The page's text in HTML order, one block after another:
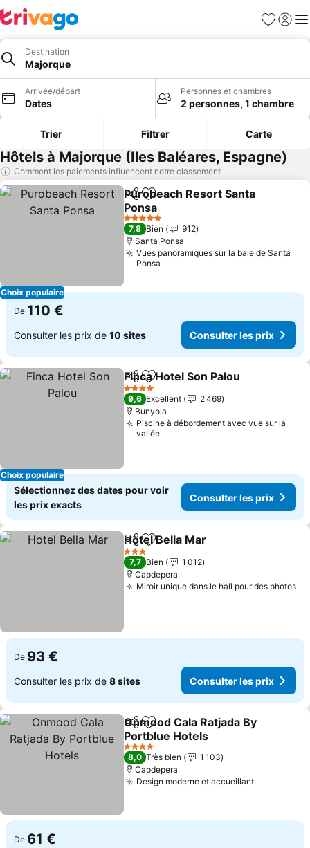
Favoris
Se
Destination
Majorque
Arrivée/départ
Dates
Personnes et chambres
2 personnes, 1 chambre
Trier Filtrer Carte
Hôtels à Majorque (Iles Baléares, Espagne)
Comment les paiements influencent notre classement
Choix populaire
PartagerAjouter à mes favoris
Purobeach Resort Santa
Ponsa
5 Étoiles
7,8 Bien
912
Santa Ponsa
Vues panoramiques sur la baie de Santa
Ponsa
De 110 €
Consulter les prix de 10 sites Consulter les prix
Choix populaire
PartagerAjouter à mes favoris
Finca Hotel Son Palou
4 Étoiles
9,6 Excellent
2 469
Bunyola
Piscine à débordement avec vue sur la
vallée
Sélectionnez des dates pour voir
les prix exacts
Consulter les prix
PartagerAjouter à mes favoris
Hotel Bella Mar
3 Étoiles
7,7 Bien
1 012
Capdepera
Miroir unique dans le hall pour des photos
De 93 €
Consulter les prix de 8 sites Consulter les prix
PartagerAjouter à mes favoris
Onmood Cala Ratjada By
Portblue Hotels
4 Étoiles
8,0 Très bien
1 103
Capdepera
Design moderne et accueillant
De 61 €